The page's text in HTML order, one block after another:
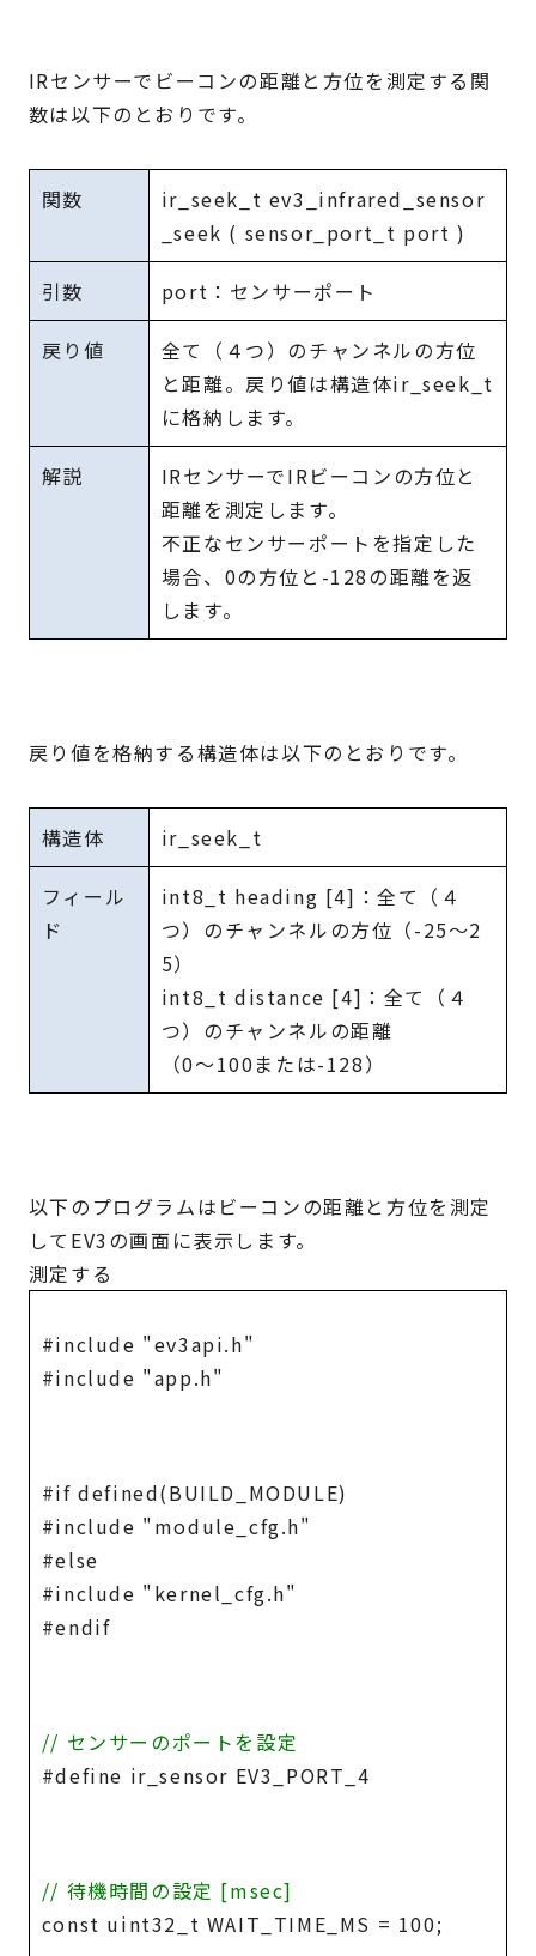
IRセンサーでビーコンの距離と方位を測定する関
数は以下のとおりです。
関数
ir_seek_t ev3_infrared_sensor
_seek ( sensor_port_t port )
引数 port：センサーポート
戻り値
全て（４つ）のチャンネルの方位
と距離。戻り値は構造体ir_seek_t
に格納します。
解説
IRセンサーでIRビーコンの方位と
距離を測定します。
不正なセンサーポートを指定した
場合、0の方位と-128の距離を返
します。
戻り値を格納する構造体は以下のとおりです。
構造体 ir_seek_t
フィール
ド
int8_t heading [4]：全て（４
つ）のチャンネルの方位（-25～2
5）
int8_t distance [4]：全て（４
つ）のチャンネルの距離
（0～100または-128）
以下のプログラムはビーコンの距離と方位を測定
してEV3の画面に表示します。
測定する
#include "ev3api.h"
#include "app.h"
#if defined(BUILD_MODULE)
#include "module_cfg.h"
#else
#include "kernel_cfg.h"
#endif
// センサーのポートを設定
#define ir_sensor EV3_PORT_4
// 待機時間の設定 [msec]
const uint32_t WAIT_TIME_MS = 100;